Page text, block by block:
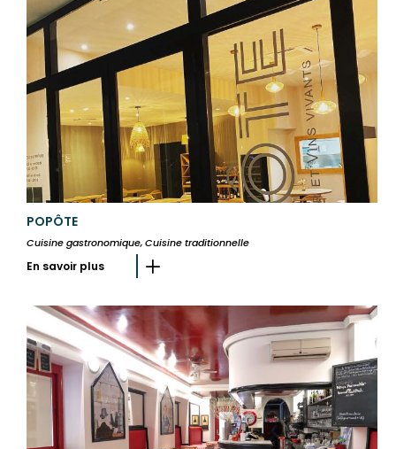
POPÔTE
Cuisine gastronomique, Cuisine traditionnelle
En savoir plus